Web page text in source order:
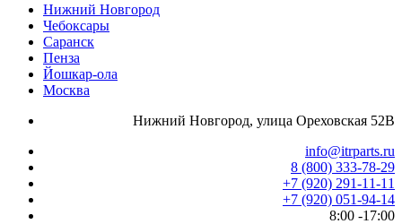
Нижний Новгород
Чебоксары
Саранск
Пенза
Йошкар-ола
Москва
Нижний Новгород, улица Ореховская 52В
info@itrparts.ru
8 (800) 333-78-29
‪+7 (920) 291-11-11
+7 (920) 051-94-14
8:00 -17:00